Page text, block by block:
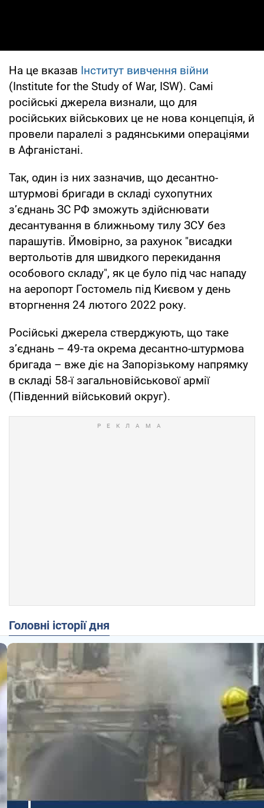
На це вказав Інститут вивчення війни
(Institute for the Study of War, ISW). Самі
російські джерела визнали, що для
російських військових це не нова концепція, й
провели паралелі з радянськими операціями
в Афганістані.
Так, один із них зазначив, що десантно-
штурмові бригади в складі сухопутних
з’єднань ЗС РФ зможуть здійснювати
десантування в ближньому тилу ЗСУ без
парашутів. Ймовірно, за рахунок "висадки
вертольотів для швидкого перекидання
особового складу", як це було під час нападу
на аеропорт Гостомель під Києвом у день
вторгнення 24 лютого 2022 року.
Російські джерела стверджують, що таке
з’єднань – 49-та окрема десантно-штурмова
бригада – вже діє на Запорізькому напрямку
в складі 58-ї загальновійськової армії
(Південний військовий округ).
Головні історії дня